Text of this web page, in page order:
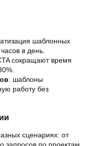
шаблонных
в день.
сокращают время
: шаблоны
работу без
сценариях: от